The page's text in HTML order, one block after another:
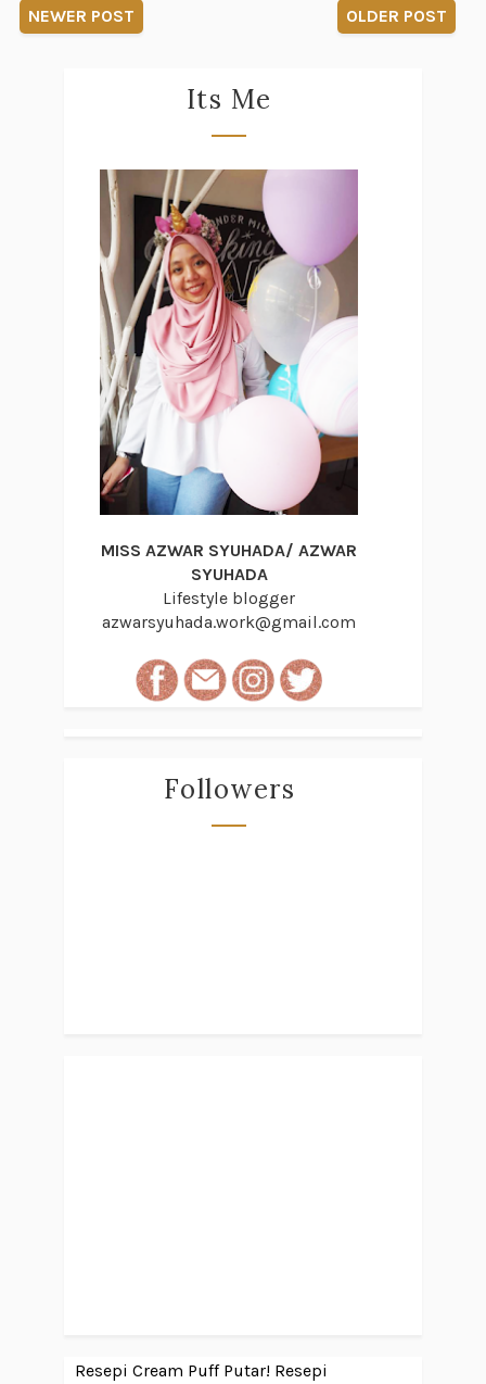
NEWER POST OLDER POST
Its Me
MISS AZWAR SYUHADA/ AZWAR
SYUHADA
Lifestyle blogger
azwarsyuhada.work@gmail.com
Followers
Resepi Cream Puff Putar! Resepi